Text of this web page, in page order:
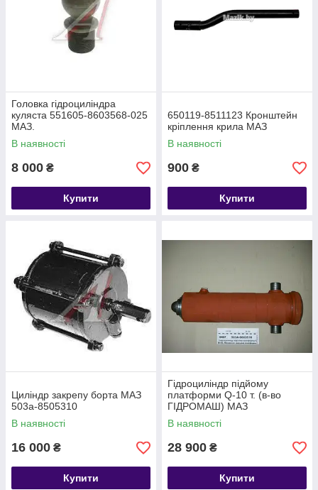
Головка гідроциліндра
куляста 551605-8603568-025
МАЗ.
В наявності
8 000 ₴
Купити
650119-8511123 Кронштейн
кріплення крила МАЗ
В наявності
900 ₴
Купити
Циліндр закрепу борта МАЗ
503а-8505310
В наявності
16 000 ₴
Купити
Гідроциліндр підйому
платформи Q-10 т. (в-во
ГІДРОМАШ) МАЗ
503А-8603510-03
В наявності
28 900 ₴
Купити